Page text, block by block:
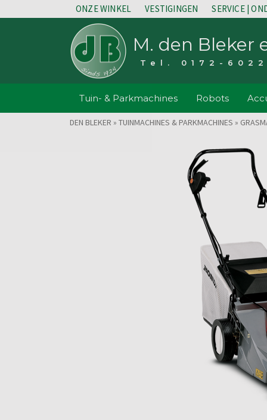
ONZE WINKEL VESTIGINGEN SERVICE |
M. den Bleker
Tel. 0172-
Tuin- & Parkmachines Robots
DEN BLEKER » TUINMACHINES & PARKMACHINES »